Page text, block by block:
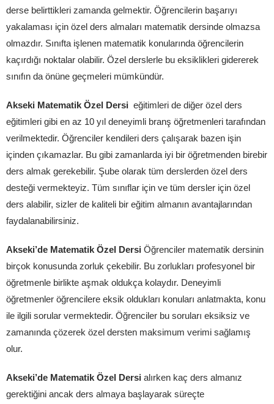
derse belirttikleri zamanda gelmektir. Öğrencilerin başarıyı
yakalaması için özel ders almaları matematik dersinde olmazsa
olmazdır. Sınıfta işlenen matematik konularında öğrencilerin
kaçırdığı noktalar olabilir. Özel derslerle bu eksiklikleri gidererek
sınıfın da önüne geçmeleri mümkündür.
Akseki Matematik Özel Dersi eğitimleri de diğer özel ders
eğitimleri gibi en az 10 yıl deneyimli branş öğretmenleri tarafından
verilmektedir. Öğrenciler kendileri ders çalışarak bazen işin
içinden çıkamazlar. Bu gibi zamanlarda iyi bir öğretmenden birebir
ders almak gerekebilir. Şube olarak tüm derslerden özel ders
desteği vermekteyiz. Tüm sınıflar için ve tüm dersler için özel
ders alabilir, sizler de kaliteli bir eğitim almanın avantajlarından
faydalanabilirsiniz.
Akseki’de Matematik Özel Dersi Öğrenciler matematik dersinin
birçok konusunda zorluk çekebilir. Bu zorlukları profesyonel bir
öğretmenle birlikte aşmak oldukça kolaydır. Deneyimli
öğretmenler öğrencilere eksik oldukları konuları anlatmakta, konu
ile ilgili sorular vermektedir. Öğrenciler bu soruları eksiksiz ve
zamanında çözerek özel dersten maksimum verimi sağlamış
olur.
Akseki’de Matematik Özel Dersi alırken kaç ders almanız
gerektiğini ancak ders almaya başlayarak süreçte